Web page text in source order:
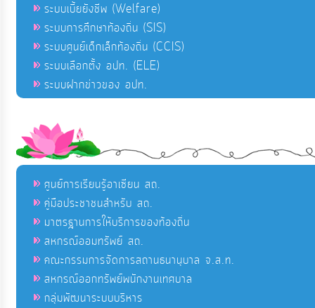
ระบบเบี้ยยังชีพ (Welfare)
ระบบการศึกษาท้องถิ่น (SIS)
ระบบศูนย์เด็กเล็กท้องถิ่น (CCIS)
ระบบเลือกตั้ง อปท. (ELE)
ระบบฝากข่าวของ อปท.
ศูนย์การเรียนรู้อาเซียน สถ.
คู่มือประชาชนสำหรับ สถ.
มาตรฐานการให้บริการของท้องถิ่น
สหกรณ์ออมทรัพย์ สถ.
คณะกรรมการจัดการสถานธนานุบาล จ.ส.ท.
สหกรณ์ออกทรัพย์พนักงานเทศบาล
กลุ่มพัฒนาระบบบริหาร